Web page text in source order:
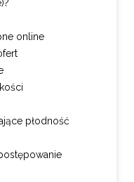
online
płodność